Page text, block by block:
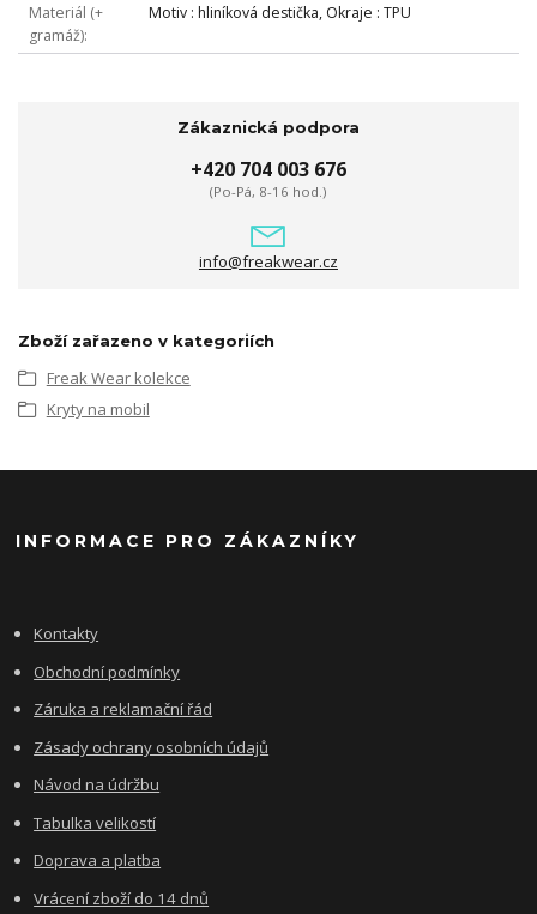
Materiál (+
gramáž)
Motiv : hliníková destička, Okraje : TPU
Zákaznická podpora
+420 704 003 676
(Po-Pá, 8-16 hod.)
info@freakwear.cz
Zboží zařazeno v kategoriích
Freak Wear kolekce
Kryty na mobil
INFORMACE PRO ZÁKAZNÍKY
Kontakty
Obchodní podmínky
Záruka a reklamační řád
Zásady ochrany osobních údajů
Návod na údržbu
Tabulka velikostí
Doprava a platba
Vrácení zboží do 14 dnů